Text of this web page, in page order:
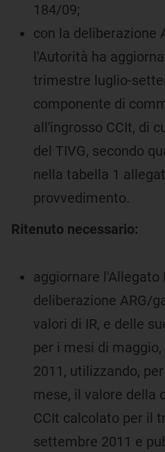
184/09;
con la deliberazione
l'Autorità ha
trimestre luglio-
componente di
all'ingrosso CCIt, di
del TIVG, secondo
nella tabella 1
provvedimento.
Ritenuto necessario:
aggiornare l'Allegato
deliberazione ARG/
valori di IR, e delle
per i mesi di
2011, utilizzando,
mese, il valore della
CCIt calcolato per il
settembre 2011 e